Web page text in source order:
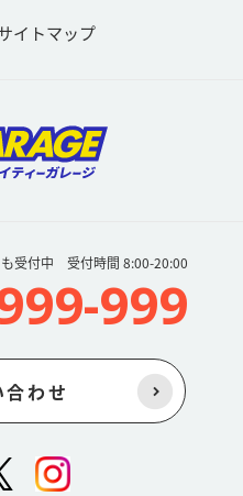
も受付中 受付時間 8:00-20:00
999
わせ
イトマップ